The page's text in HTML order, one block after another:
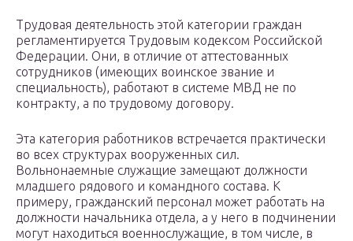
Трудовая деятельность этой категории граждан
регламентируется Трудовым кодексом Российской
Федерации. Они, в отличие от аттестованных
сотрудников (имеющих воинское звание и
специальность), работают в системе МВД не по
контракту, а по трудовому договору.
Эта категория работников встречается практически
во всех структурах вооруженных сил.
Вольнонаемные служащие замещают должности
младшего рядового и командного состава. К
примеру, гражданский персонал может работать на
должности начальника отдела, а у него в подчинении
могут находиться военнослужащие, в том числе, в